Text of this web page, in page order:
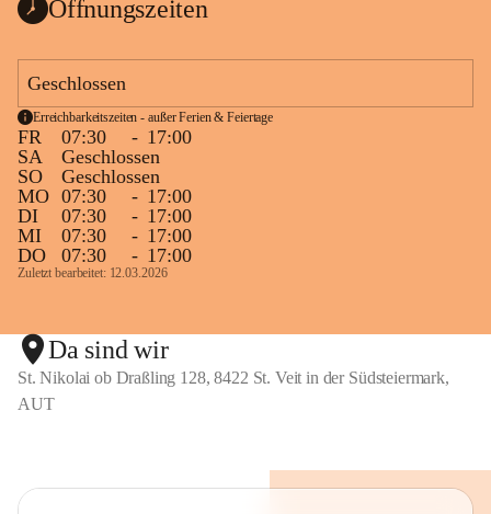
Maßnahmen
weiterführenden Schulen
Fort - und Weiterbildung des Lehrerinnenteams
Laufende und bedarfsorientierte Fortbildungen sind
selbstverständlich.
Schulpartnerschaft und Außenbeziehungen
gemeinsame Aktivitäten, Feste und Feiern als
Bindeglied zwischen Familien und Öffentlichkeit
Kooperation mit dem Verein GlaMur
Öffnungszeiten
Geschlossen
Erreichbarkeitszeiten - außer Ferien & Feiertage
FR 07:30 - 17:00
SA
Geschlossen
SO
Geschlossen
MO 07:30 - 17:00
DI
07:30 - 17:00
MI
07:30 - 17:00
DO
07:30 - 17:00
Zuletzt bearbeitet: 12.03.2026
Da sind wir
St. Nikolai ob Draßling 128, 8422 St. Veit in der Südsteiermark,
AUT